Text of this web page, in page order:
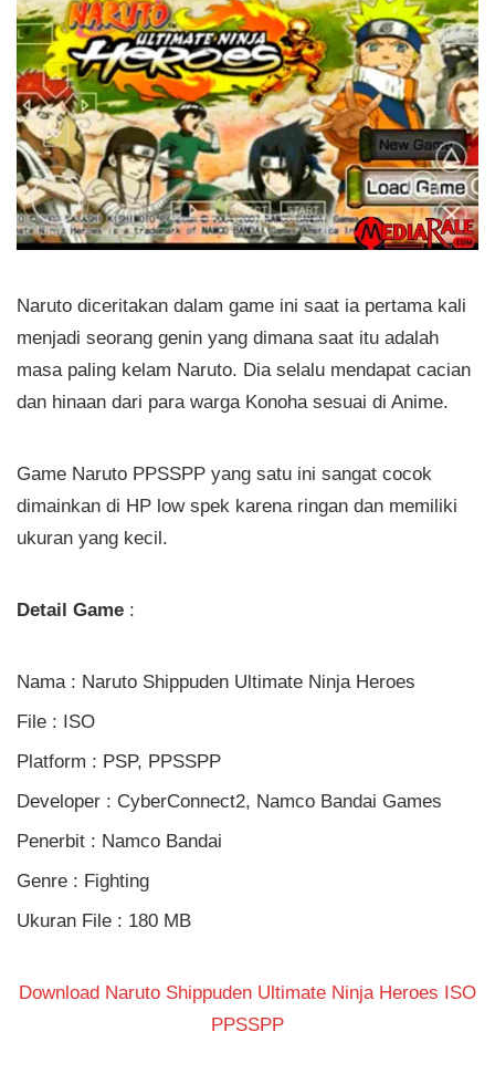
Naruto diceritakan dalam game ini saat ia pertama kali
menjadi seorang genin yang dimana saat itu adalah
masa paling kelam Naruto. Dia selalu mendapat cacian
dan hinaan dari para warga Konoha sesuai di Anime.
Game Naruto PPSSPP yang satu ini sangat cocok
dimainkan di HP low spek karena ringan dan memiliki
ukuran yang kecil.
Detail Game :
Nama : Naruto Shippuden Ultimate Ninja Heroes
File : ISO
Platform : PSP, PPSSPP
Developer : CyberConnect2, Namco Bandai Games
Penerbit : Namco Bandai
Genre : Fighting
Ukuran File : 180 MB
Download Naruto Shippuden Ultimate Ninja Heroes ISO
PPSSPP